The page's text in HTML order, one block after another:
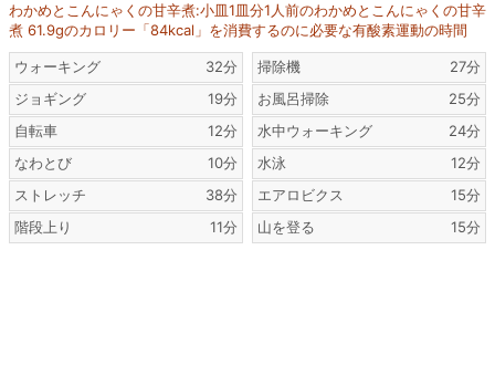
わかめとこんにゃくの甘辛煮:小皿1皿分1人前のわかめとこんにゃくの甘辛
煮 61.9gのカロリー「84kcal」を消費するのに必要な有酸素運動の時間
ウォーキング
32分
ジョギング
19分
自転車
12分
なわとび
10分
ストレッチ
38分
階段上り
11分
掃除機
27分
お風呂掃除
25分
水中ウォーキング
24分
水泳
12分
エアロビクス
15分
山を登る
15分